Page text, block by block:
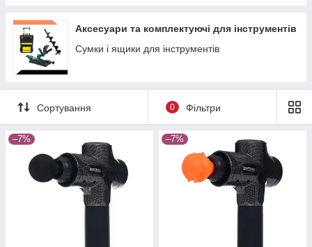
Аксесуари та комплектуючі для інструментів
Сумки і ящики для інструментів
Сортування 0 Фільтри
–7% –7%